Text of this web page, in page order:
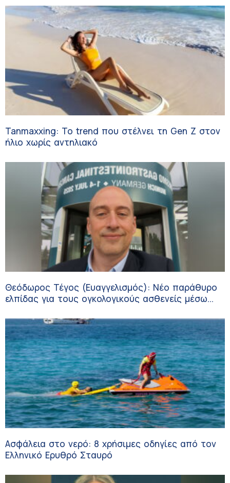
Tanmaxxing: To trend που στέλνει τη Gen Z στον
ήλιο χωρίς αντηλιακό
Θεόδωρος Τέγος (Ευαγγελισμός): Νέο παράθυρο
ελπίδας για τους ογκολογικούς ασθενείς μέσω
Ασφάλεια στο νερό: 8 χρήσιμες οδηγίες από τον
Ελληνικό Ερυθρό Σταυρό